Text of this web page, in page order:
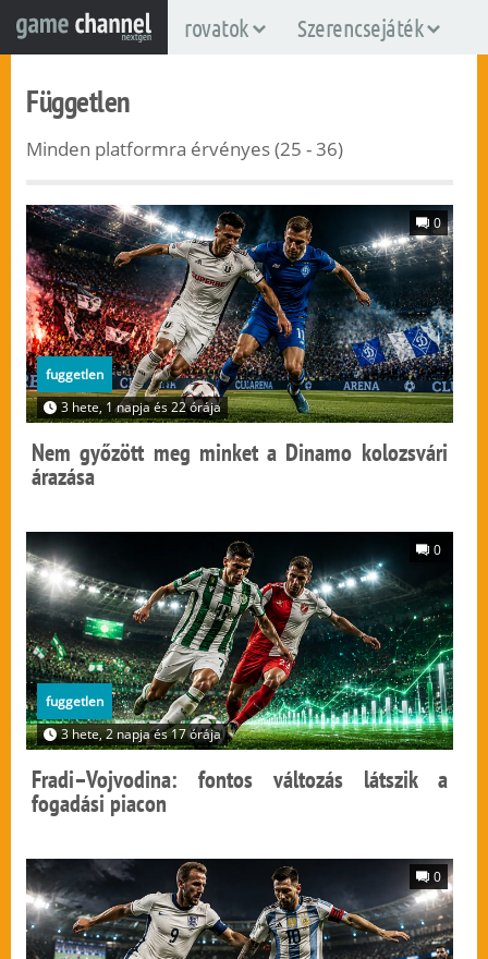
rovatok Szerencsejáték
Független
Minden platformra érvényes (25 - 36)
0
fuggetlen
3 hete, 1 napja és 22 órája
Nem győzött meg minket a Dinamo kolozsvári
árazása
0
fuggetlen
3 hete, 2 napja és 17 órája
Fradi–Vojvodina: fontos változás látszik a
fogadási piacon
0